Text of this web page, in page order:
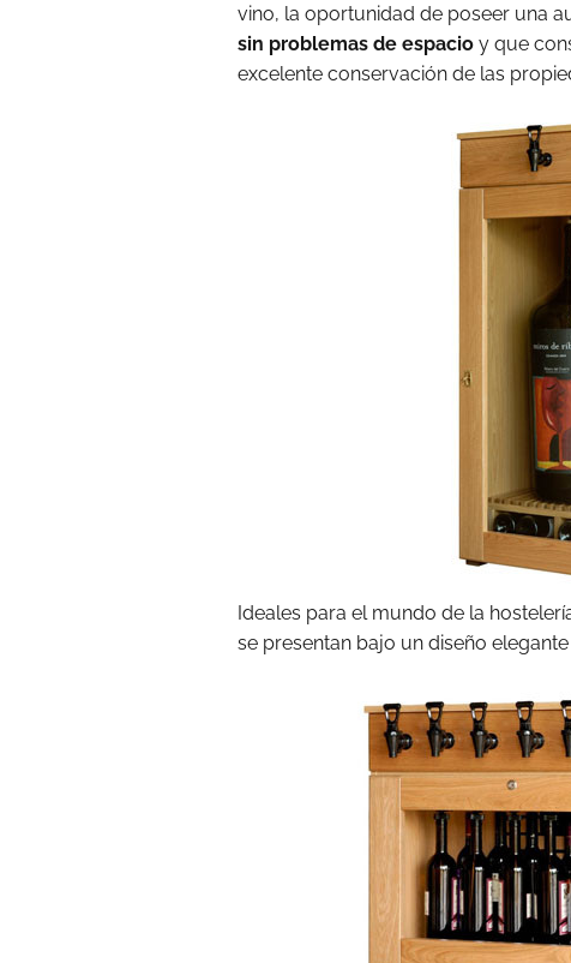
vino, la oportunidad de poseer una
sin problemas de espacio y que
excelente conservación de las
Ideales para el mundo de la
se presentan bajo un diseño